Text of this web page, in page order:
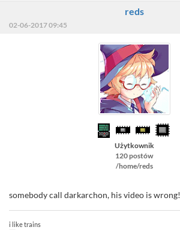
reds
02-06-2017 09:45
Użytkownik
120 postów
/home/reds
somebody call darkarchon, his video is wrong!
i like trains